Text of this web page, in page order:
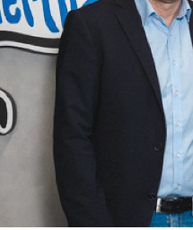
Vereinsgericht
Revisionsausschuss
Direktionen (KGaA)